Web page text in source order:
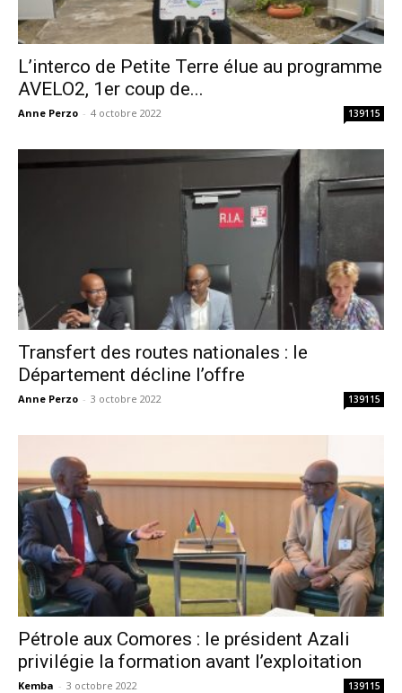
L’interco de Petite Terre élue au programme
AVELO2, 1er coup de...
Anne Perzo - 4 octobre 2022 139115
Transfert des routes nationales : le
Département décline l’offre
Anne Perzo - 3 octobre 2022 139115
Pétrole aux Comores : le président Azali
privilégie la formation avant l’exploitation
Kemba - 3 octobre 2022 139115